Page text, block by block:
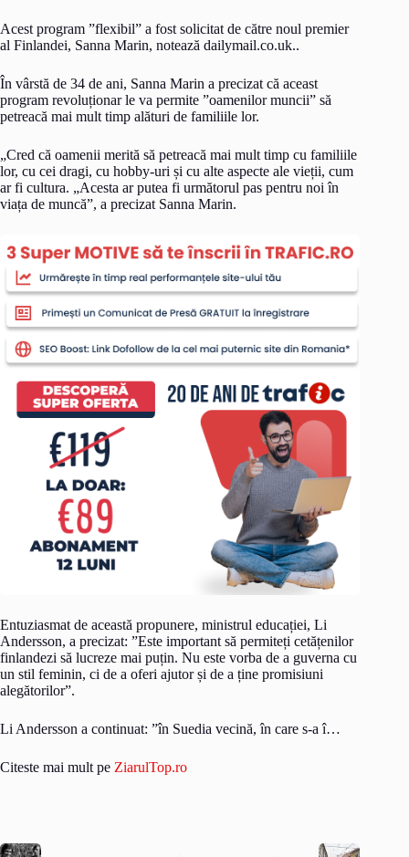
Acest program ”flexibil” a fost solicitat de către noul premier
al Finlandei, Sanna Marin, notează dailymail.co.uk..
În vârstă de 34 de ani, Sanna Marin a precizat că aceast
program revoluționar le va permite ”oamenilor muncii” să
petreacă mai mult timp alături de familiile lor.
„Cred că oamenii merită să petreacă mai mult timp cu familiile
lor, cu cei dragi, cu hobby-uri și cu alte aspecte ale vieții, cum
ar fi cultura. „Acesta ar putea fi următorul pas pentru noi în
viața de muncă”, a precizat Sanna Marin.
Entuziasmat de această propunere, ministrul educației, Li
Andersson, a precizat: ”Este important să permiteți cetățenilor
finlandezi să lucreze mai puțin. Nu este vorba de a guverna cu
un stil feminin, ci de a oferi ajutor și de a ține promisiuni
alegătorilor”.
Li Andersson a continuat: ”în Suedia vecină, în care s-a î…
Citeste mai mult pe ZiarulTop.ro